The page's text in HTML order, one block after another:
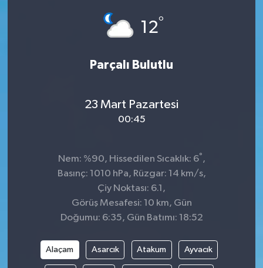
12°
Parçalı Bulutlu
23 Mart Pazartesi
00:45
Nem: %90, Hissedilen Sıcaklık: 6° ,
Basınç: 1010 hPa, Rüzgar: 14 km/s,
Çiy Noktası: 6.1,
Görüş Mesafesi: 10 km, Gün
Doğumu: 6:35, Gün Batımı: 18:52
Alaçam Asarcık Atakum Ayvacık